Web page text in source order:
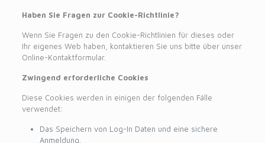
Haben Sie Fragen zur Cookie-Richtlinie?
Wenn Sie Fragen zu den Cookie-Richtlinien für dieses oder
Ihr eigenes Web haben, kontaktieren Sie uns bitte über unser
Online-Kontaktformular.
Zwingend erforderliche Cookies
Diese Cookies werden in einigen der folgenden Fälle
verwendet:
Das Speichern von Log-In Daten und eine sichere
Anmeldung.